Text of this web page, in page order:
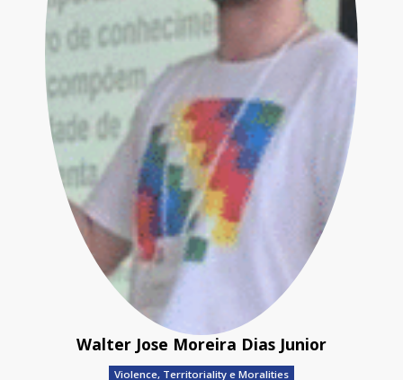
Walter Jose Moreira Dias Junior
Violence, Territoriality e Moralities